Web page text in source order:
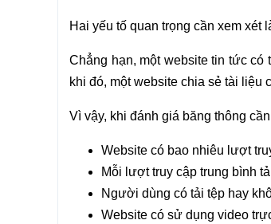
Hai yếu tố quan trọng cần xem xét
Chẳng hạn, một website tin tức
khi đó, một website chia sẻ tài
Vì vậy, khi đánh giá băng thông
Website có bao nhiêu lượt
Mỗi lượt truy cập trung bình
Người dùng có tải tệp hay
Website có sử dụng video